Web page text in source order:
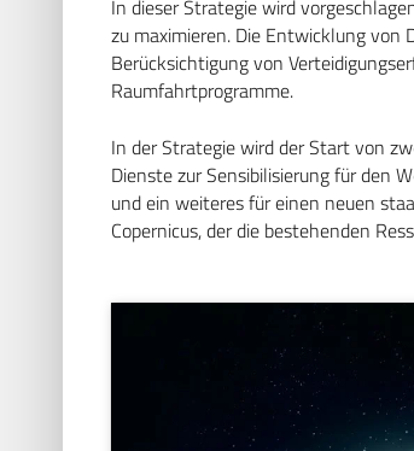
In dieser Strategie wird
zu maximieren. Die Entwicklung
Berücksichtigung von
Raumfahrtprogramme.
In der Strategie wird der Start von
Dienste zur Sensibilisierung für den
und ein weiteres für einen neuen
Copernicus, der die bestehenden